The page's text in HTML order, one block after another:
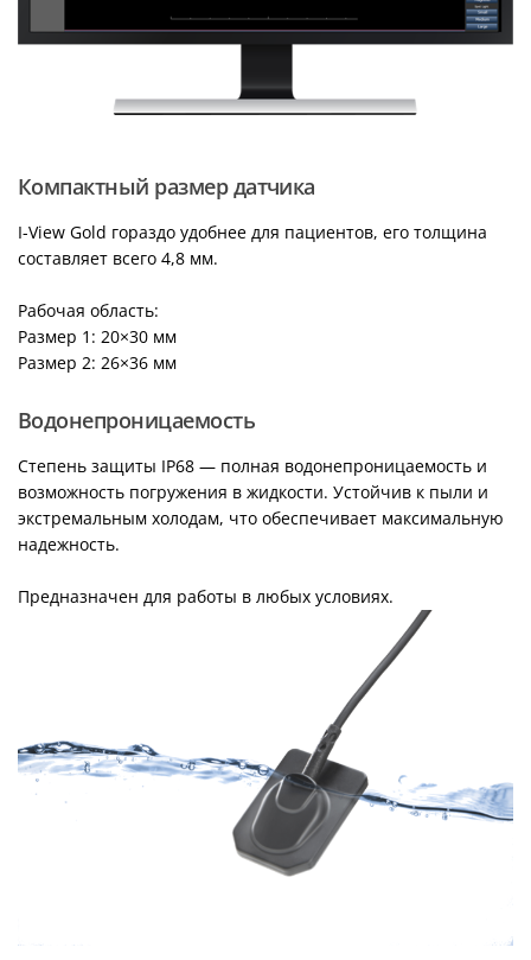
Компактный размер датчика
I-View Gold гораздо удобнее для пациентов, его толщина
составляет всего 4,8 мм.
Рабочая область:
Размер 1: 20×30 мм
Размер 2: 26×36 мм
Водонепроницаемость
Степень защиты IP68 — полная водонепроницаемость и
возможность погружения в жидкости. Устойчив к пыли и
экстремальным холодам, что обеспечивает максимальную
надежность.
Предназначен для работы в любых условиях.